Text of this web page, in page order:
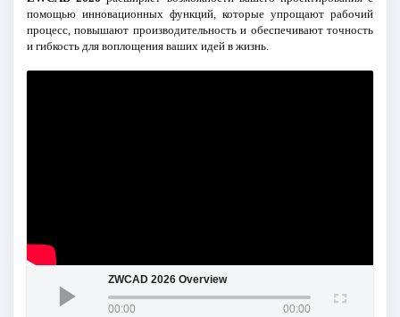
помощью инновационных функций, которые упрощают рабочий
процесс, повышают производительность и обеспечивают точность
и гибкость для воплощения ваших идей в жизнь.
ZWCAD 2026 Overview
00:00 00:00